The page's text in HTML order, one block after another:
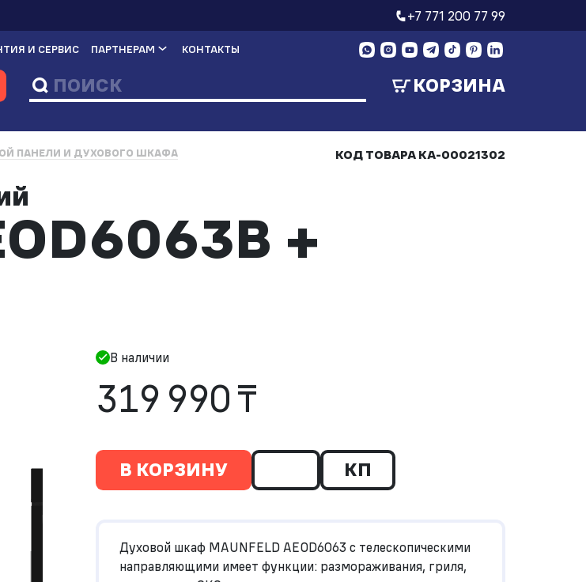
+7 771 200 77 99
И СЕРВИС ПАРТНЕРАМ КОНТАКТЫ
КОРЗИНА
ПАНЕЛИ И ДУХОВОГО ШКАФА КОД ТОВАРА КА-00021302
+
В наличии
319 990 ₸
В КОРЗИНУ КП
Духовой шкаф MAUNFELD AEOD6063 c телескопическими
направляющими имеет функции: размораживания, гриля,